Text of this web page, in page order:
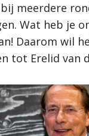
meerdere
Wat heb je
Daarom wil
tot Erelid van